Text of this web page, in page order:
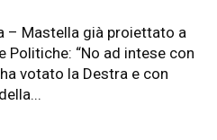
– Mastella già proiettato a
Politiche: “No ad intese con
votato la Destra e con